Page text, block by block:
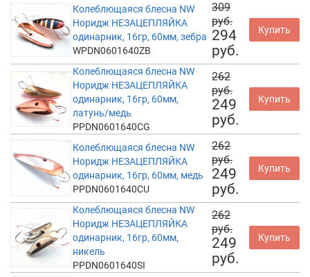
Колеблющаяся блесна NW
Норидж НЕЗАЦЕПЛЯЙКА
одинарник, 16гр, 60мм, зебра
WPDN0601640ZB
309
руб.
294
руб.
Купить
Колеблющаяся блесна NW
Норидж НЕЗАЦЕПЛЯЙКА
одинарник, 16гр, 60мм,
латунь/медь
PPDN0601640CG
262
руб.
249
руб.
Купить
Колеблющаяся блесна NW
Норидж НЕЗАЦЕПЛЯЙКА
одинарник, 16гр, 60мм, медь
PPDN0601640CU
262
руб.
249
руб.
Купить
Колеблющаяся блесна NW
Норидж НЕЗАЦЕПЛЯЙКА
одинарник, 16гр, 60мм,
никель
PPDN0601640SI
262
руб.
249
руб.
Купить